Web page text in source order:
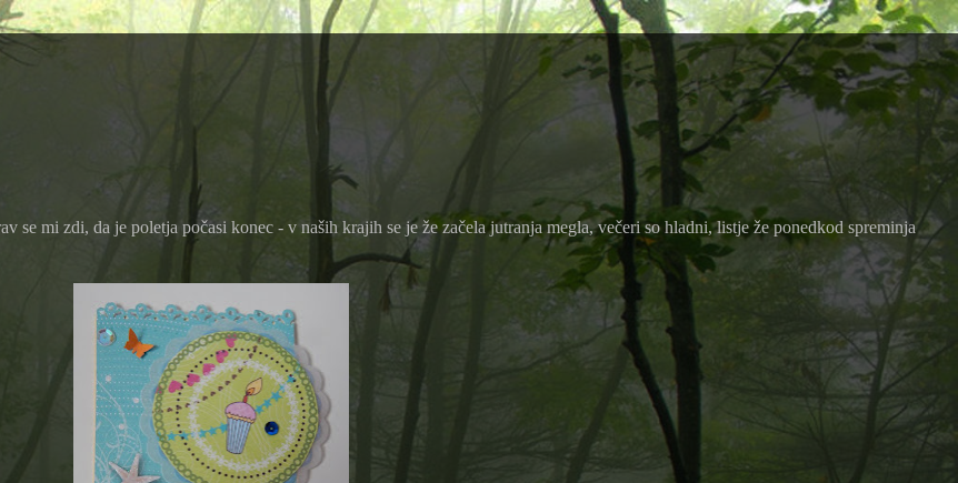
se mi zdi, da je poletja počasi konec - v naših krajih se je že začela jutranja megla, večeri so hladni, listje že ponedkod spreminja